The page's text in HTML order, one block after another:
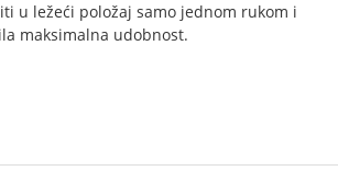
u ležeći položaj samo jednom rukom i
maksimalna udobnost.